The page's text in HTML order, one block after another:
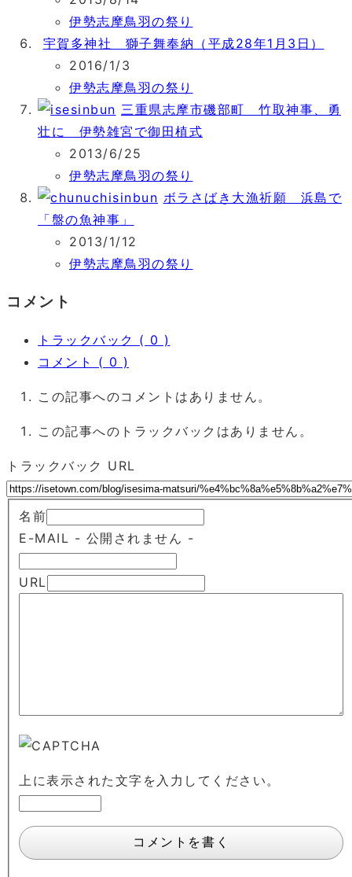
伊勢志摩鳥羽の祭り
宇賀多神社 獅子舞奉納（平成28年1月3日）
2016/1/3
伊勢志摩鳥羽の祭り
三重県志摩市磯部町 竹取神事、勇
壮に 伊勢雑宮で御田植式
2013/6/25
伊勢志摩鳥羽の祭り
ボラさばき大漁祈願 浜島で
「盤の魚神事」
2013/1/12
伊勢志摩鳥羽の祭り
コメント
トラックバック ( 0 )
コメント ( 0 )
この記事へのコメントはありません。
この記事へのトラックバックはありません。
トラックバック URL
名前
E-MAIL - 公開されません -
URL
上に表示された文字を入力してください。